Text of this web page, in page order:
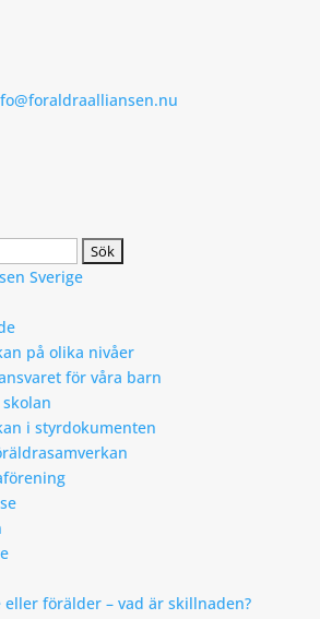
på olika nivåer
för våra barn
i styrdokumenten
eller förälder – vad är skillnaden?